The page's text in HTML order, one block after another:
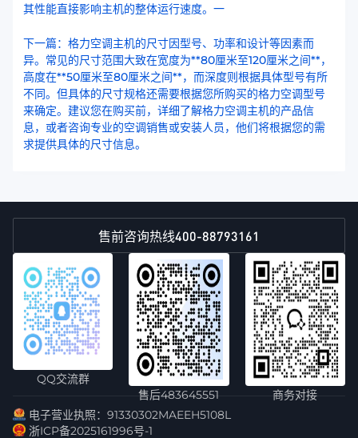
其性能直接影响主机的整体运行速度。一
下一篇：格力空调主机的尺寸因型号、功率和设计等因素而
异。常见的尺寸范围大致在宽度为**80厘米至120厘米之间**，
高度在**50厘米至80厘米之间**，而深度则根据具体型号有所
不同。但具体的尺寸规格还需要根据您所购买的格力空调型号
来确定。建议您在购买前，详细了解格力空调主机的产品信
息，或者咨询专业的空调销售或安装人员，他们将根据您的需
求提供具体的尺寸信息。
售前咨询热线400-88793161
QQ交流群
售后483645551
商务对接
电子营业执照：91330302MAEEH5108L
浙ICP备2025161996号-1